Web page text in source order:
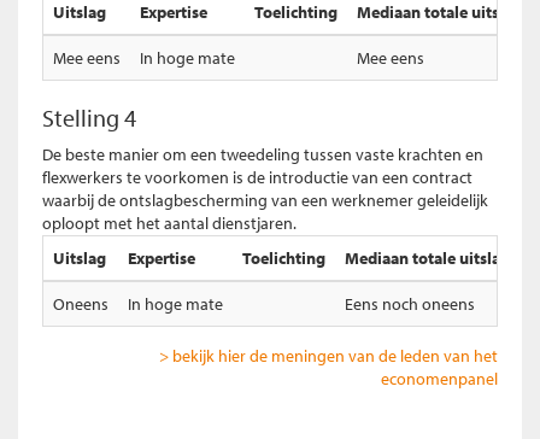
Uitslag
Expertise Toelichting Mediaan totale uitslag
Mee eens In hoge mate Mee eens
Stelling 4
De beste manier om een tweedeling tussen vaste krachten en
flexwerkers te voorkomen is de introductie van een contract
waarbij de ontslagbescherming van een werknemer geleidelijk
oploopt met het aantal dienstjaren.
Uitslag
Expertise Toelichting Mediaan totale uitslag
Oneens In hoge mate Eens noch oneens
> bekijk hier de meningen van de leden van het
economenpanel